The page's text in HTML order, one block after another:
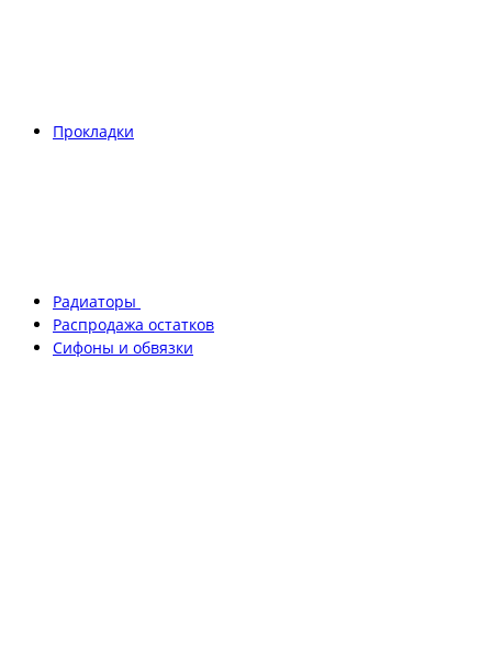
Прокладки
Радиаторы
Распродажа остатков
Сифоны и обвязки